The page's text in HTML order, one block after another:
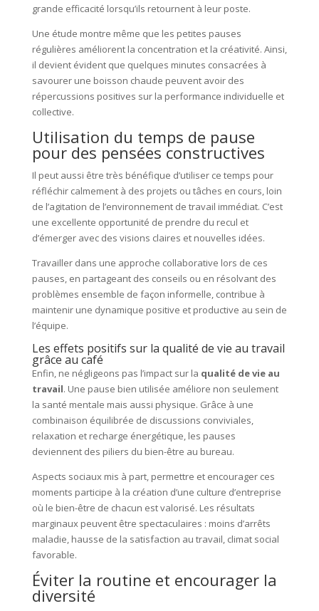
grande efficacité lorsqu’ils retournent à leur poste.
Une étude montre même que les petites pauses
régulières améliorent la concentration et la créativité. Ainsi,
il devient évident que quelques minutes consacrées à
savourer une boisson chaude peuvent avoir des
répercussions positives sur la performance individuelle et
collective.
Utilisation du temps de pause
pour des pensées constructives
Il peut aussi être très bénéfique d’utiliser ce temps pour
réfléchir calmement à des projets ou tâches en cours, loin
de l’agitation de l’environnement de travail immédiat. C’est
une excellente opportunité de prendre du recul et
d’émerger avec des visions claires et nouvelles idées.
Travailler dans une approche collaborative lors de ces
pauses, en partageant des conseils ou en résolvant des
problèmes ensemble de façon informelle, contribue à
maintenir une dynamique positive et productive au sein de
l’équipe.
Les effets positifs sur la qualité de vie au travail
grâce au café
Enfin, ne négligeons pas l’impact sur la qualité de vie au
travail. Une pause bien utilisée améliore non seulement
la santé mentale mais aussi physique. Grâce à une
combinaison équilibrée de discussions conviviales,
relaxation et recharge énergétique, les pauses
deviennent des piliers du bien-être au bureau.
Aspects sociaux mis à part, permettre et encourager ces
moments participe à la création d’une culture d’entreprise
où le bien-être de chacun est valorisé. Les résultats
marginaux peuvent être spectaculaires : moins d’arrêts
maladie, hausse de la satisfaction au travail, climat social
favorable.
Éviter la routine et encourager la
diversité